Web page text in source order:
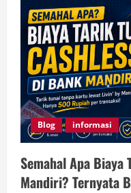
Blog informasi
Semahal Apa Biaya
Mandiri? Ternyata